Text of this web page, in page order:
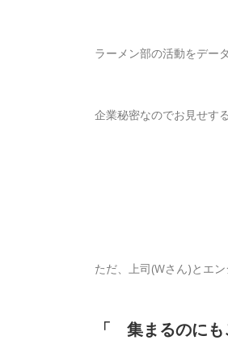
ラーメン部の活動をデー
企業秘密なのでお見せす
ただ、上司(Wさん)とエ
「 集まるのに